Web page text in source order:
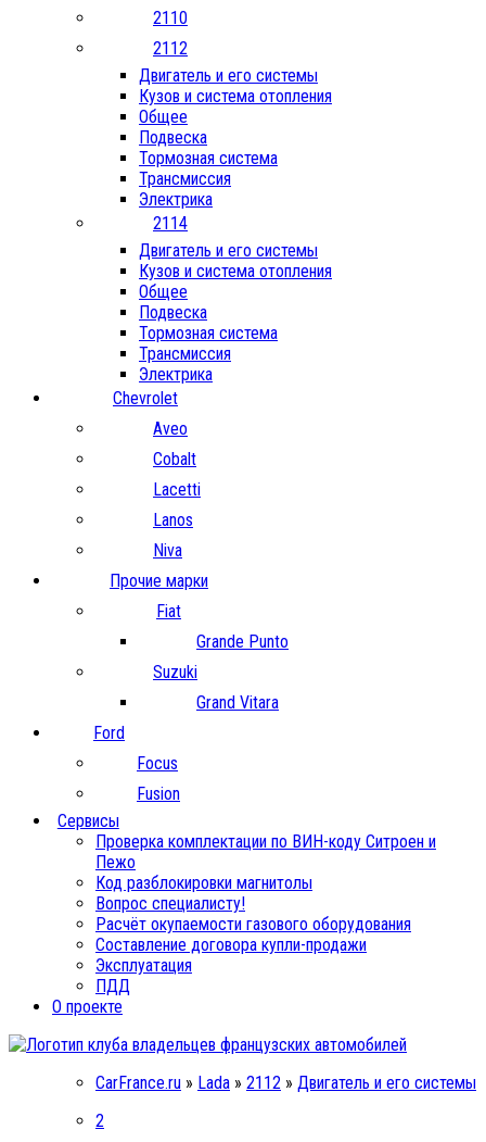
2110
2112
Двигатель и его системы
Кузов и система отопления
Общее
Подвеска
Тормозная система
Трансмиссия
Электрика
2114
Двигатель и его системы
Кузов и система отопления
Общее
Подвеска
Тормозная система
Трансмиссия
Электрика
Chevrolet
Aveo
Cobalt
Lacetti
Lanos
Niva
Прочие марки
Fiat
Grande Punto
Suzuki
Grand Vitara
Ford
Focus
Fusion
Сервисы
Проверка комплектации по ВИН-коду Ситроен и
Пежо
Код разблокировки магнитолы
Вопрос специалисту!
Расчёт окупаемости газового оборудования
Составление договора купли-продажи
Эксплуатация
ПДД
О проекте
CarFrance.ru » Lada » 2112 » Двигатель и его системы
2